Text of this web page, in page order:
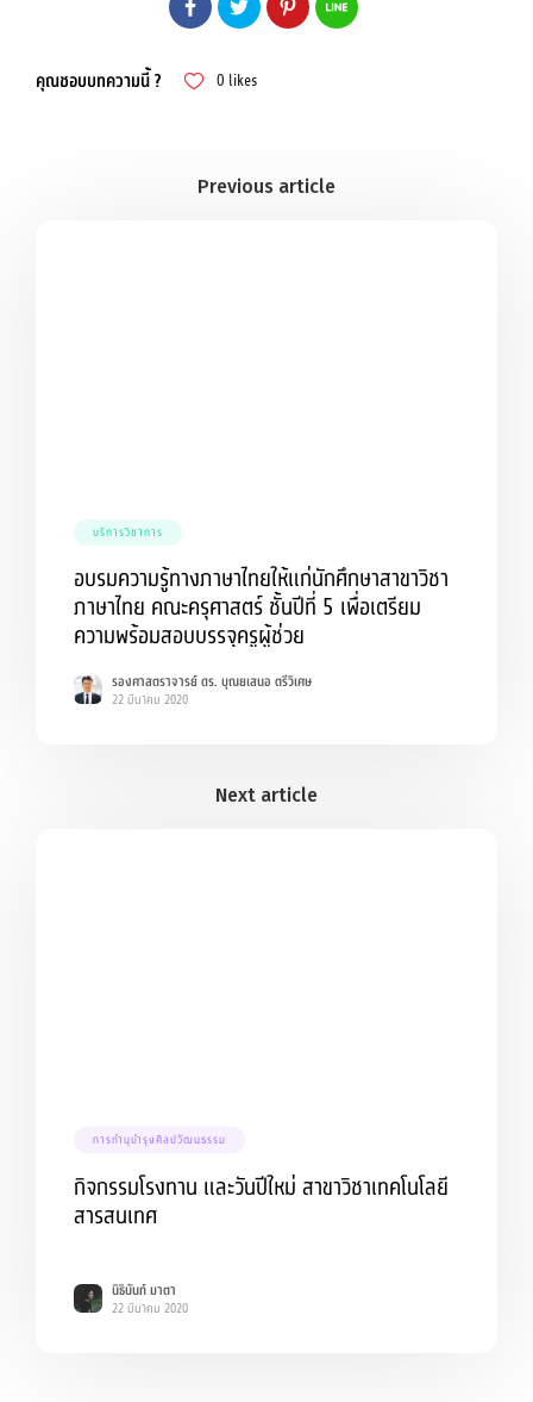
คุณชอบบทความนี้ ? 0 likes
บริการวิชาการ
อบรมความรู้ทางภาษาไทยให้แก่นักศึกษาสาขาวิชา
ภาษาไทย คณะครุศาสตร์ ชั้นปีที่ 5 เพื่อเตรียม
ความพร้อมสอบบรรจุครูผู้ช่วย
รองศาสตราจารย์ ดร. บุณยเสนอ ตรีวิเศษ
22 มีนาคม 2020
การทำนุบำรุงศิลปวัฒนธรรม
กิจกรรมโรงทาน และวันปีใหม่ สาขาวิชาเทคโนโลยี
สารสนเทศ
นิธินันท์ มาตา
22 มีนาคม 2020